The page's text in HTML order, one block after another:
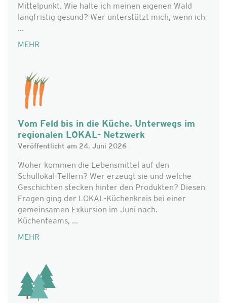
Mittelpunkt. Wie halte ich meinen eigenen Wald
langfristig gesund? Wer unterstützt mich, wenn ich
...
MEHR
Vom Feld bis in die Küche. Unterwegs im
regionalen LOKAL- Netzwerk
Veröffentlicht am 24. Juni 2026
Woher kommen die Lebensmittel auf den
Schullokal-Tellern? Wer erzeugt sie und welche
Geschichten stecken hinter den Produkten? Diesen
Fragen ging der LOKAL-Küchenkreis bei einer
gemeinsamen Exkursion im Juni nach.
Küchenteams, ...
MEHR